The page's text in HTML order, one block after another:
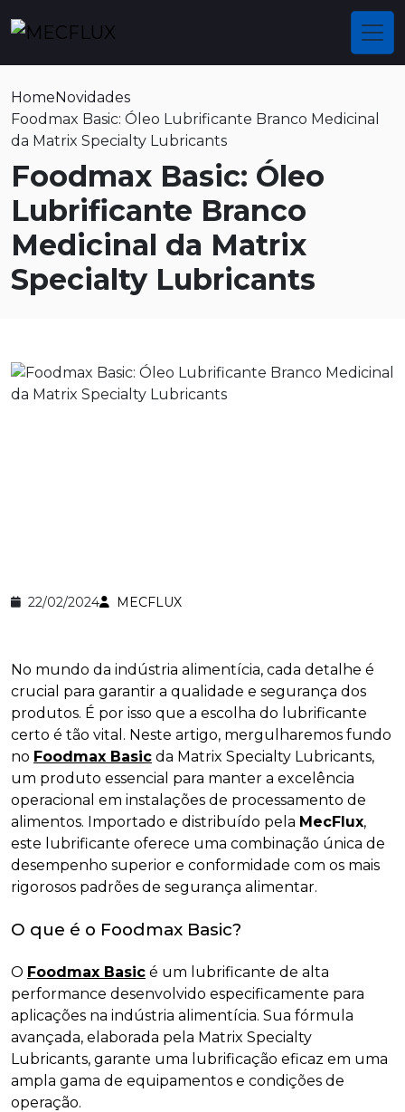
HomeNovidades
Foodmax Basic: Óleo Lubrificante Branco Medicinal
da Matrix Specialty Lubricants
Foodmax Basic: Óleo
Lubrificante Branco
Medicinal da Matrix
Specialty Lubricants
22/02/2024 MECFLUX
No mundo da indústria alimentícia, cada detalhe é
crucial para garantir a qualidade e segurança dos
produtos. É por isso que a escolha do lubrificante
certo é tão vital. Neste artigo, mergulharemos fundo
no Foodmax Basic da Matrix Specialty Lubricants,
um produto essencial para manter a excelência
operacional em instalações de processamento de
alimentos. Importado e distribuído pela MecFlux,
este lubrificante oferece uma combinação única de
desempenho superior e conformidade com os mais
rigorosos padrões de segurança alimentar.
O que é o Foodmax Basic?
O Foodmax Basic é um lubrificante de alta
performance desenvolvido especificamente para
aplicações na indústria alimentícia. Sua fórmula
avançada, elaborada pela Matrix Specialty
Lubricants, garante uma lubrificação eficaz em uma
ampla gama de equipamentos e condições de
operação.